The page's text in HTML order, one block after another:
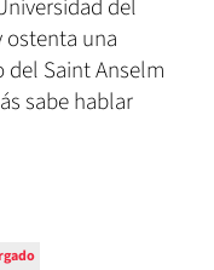
del
ostenta una
del Saint Anselm
sabe hablar